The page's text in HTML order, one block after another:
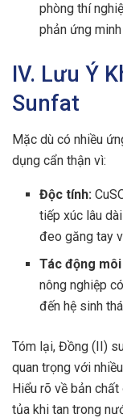
phòng thí
phản ứng
IV. Lưu Ý
Sunfat
Mặc dù có nhiều
dụng cẩn thận vì:
Độc tính:
tiếp xúc lâu
đeo găng tay
Tác động
nông nghiệp
đến hệ sinh
Tóm lại, Đồng (II)
quan trọng với
Hiểu rõ về bản
tủa khi tan trong